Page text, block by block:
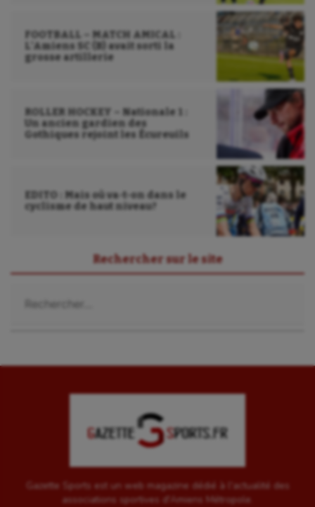
FOOTBALL – MATCH AMICAL :
L’Amiens SC (B) avait sorti la
grosse artillerie
ROLLER HOCKEY – Nationale 1 :
Un ancien gardien des
Gothiques rejoint les Écureuils
EDITO : Mais où va-t-on dans le
cyclisme de haut niveau?
Rechercher sur le site
Gazette Sports est un web magazine dédié à l'actualité des
associations sportives d'Amiens Métropole.